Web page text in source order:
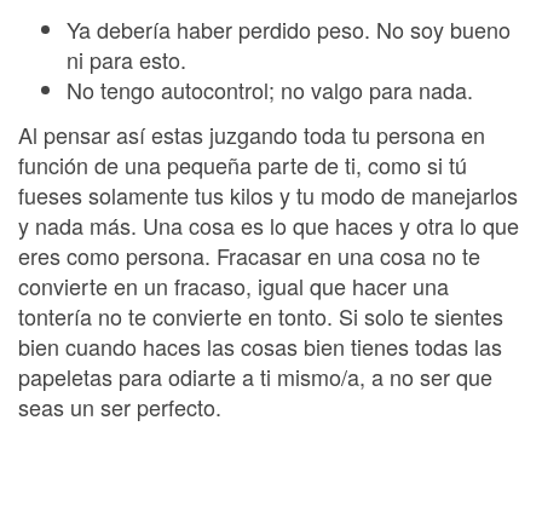
Ya debería haber perdido peso. No soy bueno
ni para esto.
No tengo autocontrol; no valgo para nada.
Al pensar así estas juzgando toda tu persona en
función de una pequeña parte de ti, como si tú
fueses solamente tus kilos y tu modo de manejarlos
y nada más. Una cosa es lo que haces y otra lo que
eres como persona. Fracasar en una cosa no te
convierte en un fracaso, igual que hacer una
tontería no te convierte en tonto. Si solo te sientes
bien cuando haces las cosas bien tienes todas las
papeletas para odiarte a ti mismo/a, a no ser que
seas un ser perfecto.